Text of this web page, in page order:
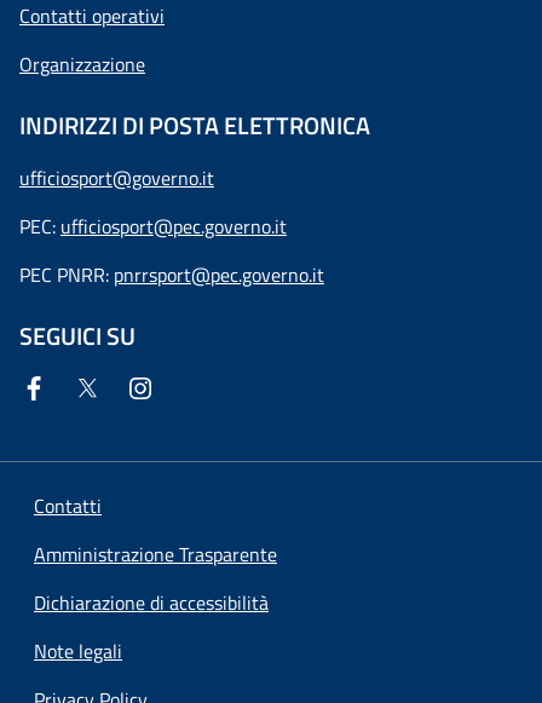
Contatti operativi
Organizzazione
INDIRIZZI DI POSTA ELETTRONICA
ufficiosport@governo.it
PEC: ufficiosport@pec.governo.it
PEC PNRR: pnrrsport@pec.governo.it
SEGUICI SU
Contatti
Amministrazione Trasparente
Dichiarazione di accessibilità
Note legali